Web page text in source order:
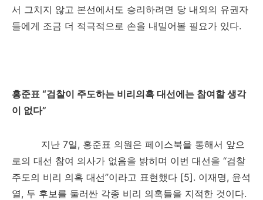
서 그치지 않고 본선에서도 승리하려면 당 내외의 유권자
들에게 조금 더 적극적으로 손을 내밀어볼 필요가 있다.
홍준표 “검찰이 주도하는 비리의혹 대선에는 참여할 생각
이 없다”
지난 7일, 홍준표 의원은 페이스북을 통해서 앞으
로의 대선 참여 의사가 없음을 밝히며 이번 대선을 “검찰
주도의 비리 의혹 대선”이라고 표현했다 [5]. 이재명, 윤석
열, 두 후보를 둘러싼 각종 비리 의혹들을 지적한 것이다.